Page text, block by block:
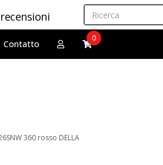
Contatto
0
360 rosso DELLA